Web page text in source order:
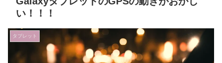
い！！！
タブレット